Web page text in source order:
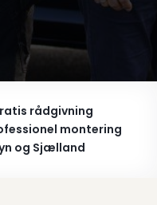
rådgivning
montering
og Sjælland